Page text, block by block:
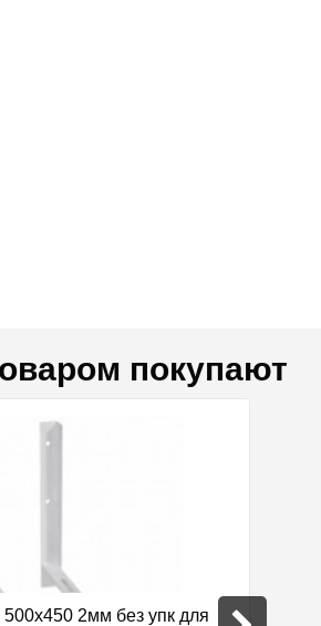
покупают
2мм без упк для